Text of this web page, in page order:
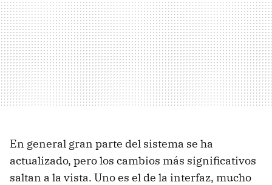
En general gran parte del sistema se ha
actualizado, pero los cambios más significativos
saltan a la vista. Uno es el de la interfaz, mucho